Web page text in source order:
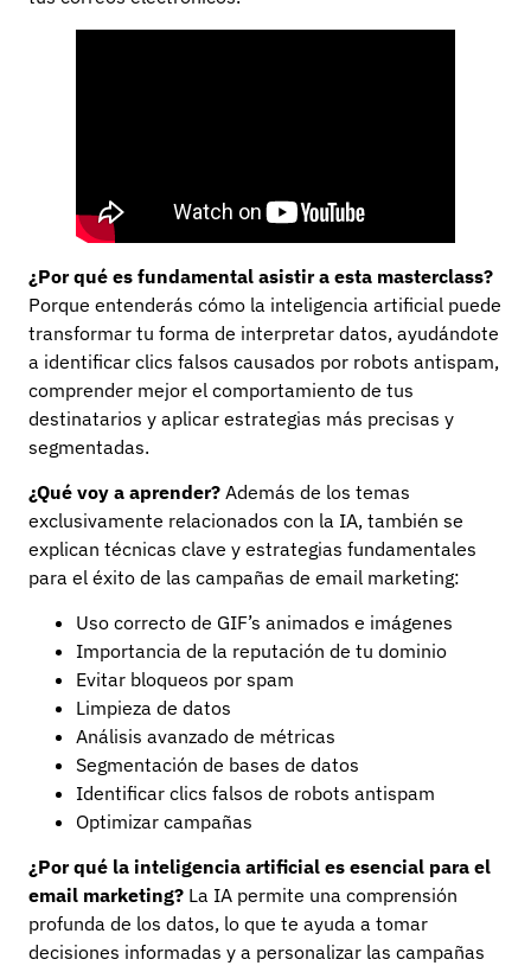
¿Por qué es fundamental asistir a esta masterclass?
Porque entenderás cómo la inteligencia artificial puede
transformar tu forma de interpretar datos, ayudándote
a identificar clics falsos causados por robots antispam,
comprender mejor el comportamiento de tus
destinatarios y aplicar estrategias más precisas y
segmentadas.
¿Qué voy a aprender? Además de los temas
exclusivamente relacionados con la IA, también se
explican técnicas clave y estrategias fundamentales
para el éxito de las campañas de email marketing:
Uso correcto de GIF’s animados e imágenes
Importancia de la reputación de tu dominio
Evitar bloqueos por spam
Limpieza de datos
Análisis avanzado de métricas
Segmentación de bases de datos
Identificar clics falsos de robots antispam
Optimizar campañas
¿Por qué la inteligencia artificial es esencial para el
email marketing? La IA permite una comprensión
profunda de los datos, lo que te ayuda a tomar
decisiones informadas y a personalizar las campañas